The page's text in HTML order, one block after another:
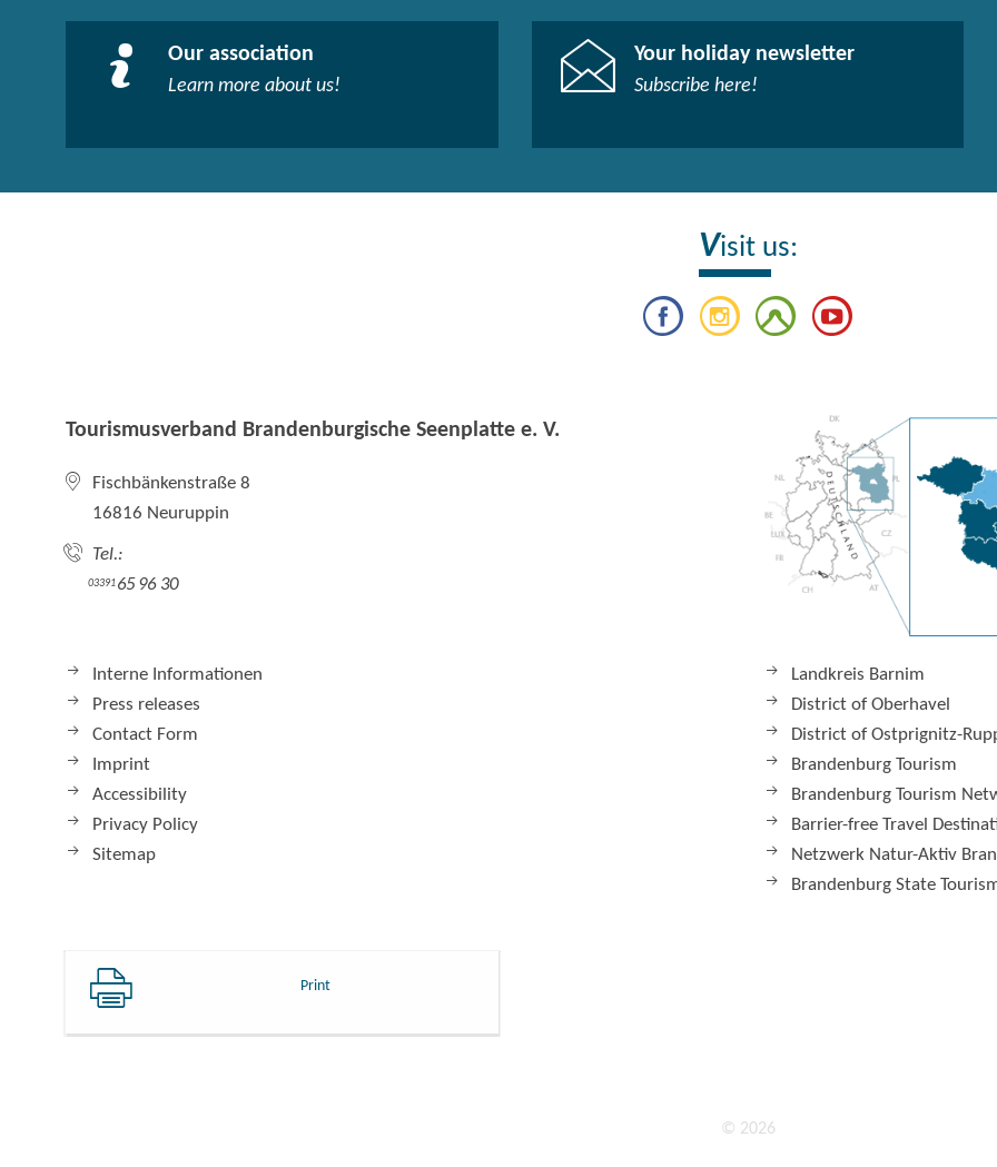
Our association
Learn more about us!​
Your holiday newsletter
Subscribe here!​
Visit us:
Tourismusverband Brandenburgische Seenplatte e. V.
Fischbänkenstraße 8
16816 Neuruppin
Tel.:
0339165 96 30
Interne Informationen
Press releases
Contact Form
Imprint
Accessibility
Privacy Policy
Sitemap
Landkreis Barnim
District of Oberhavel
District of Ostprignitz-
Brandenburg Tourism
Brandenburg Tourism
Barrier-free Travel
Netzwerk Natur-Aktiv
Brandenburg State
Print
© 2026